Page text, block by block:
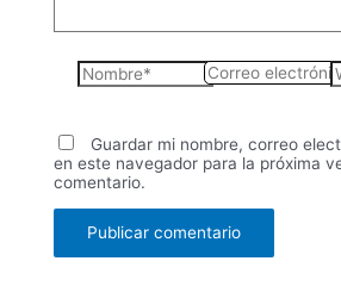
Guardar mi nombre, correo
en este navegador para la próxima
comentario.